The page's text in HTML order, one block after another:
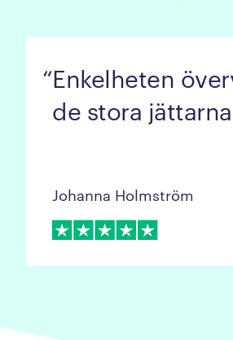
Enkelheten
de stora
Johanna Holmström